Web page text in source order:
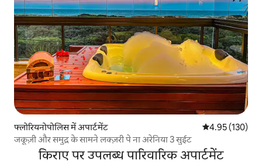
फ्लोरियनोपोलिस में अपार्टमेंट औसत रेटिंग 5 में से
4.95 (130)
जकूज़ी और समुद्र के सामने लक्ज़री पे ना अरेनिया 3 सुईट
किराए पर उपलब्ध पारिवारिक अपार्टमेंट